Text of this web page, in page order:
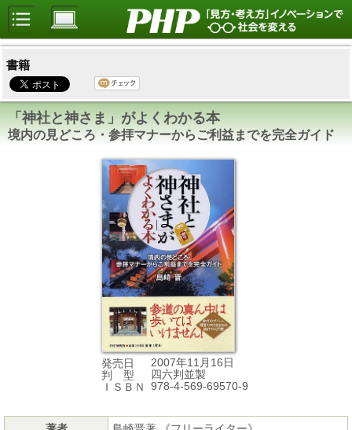
書籍
「神社と神さま」がよくわかる本
境内の見どころ・参拝マナーからご利益までを完全ガイド
発売日
2007年11月16日
判 型
四六判並製
ＩＳＢＮ
978-4-569-69570-9